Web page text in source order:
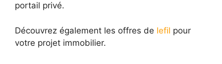
portail privé.
Découvrez également les offres de lefil pour
votre projet immobilier.